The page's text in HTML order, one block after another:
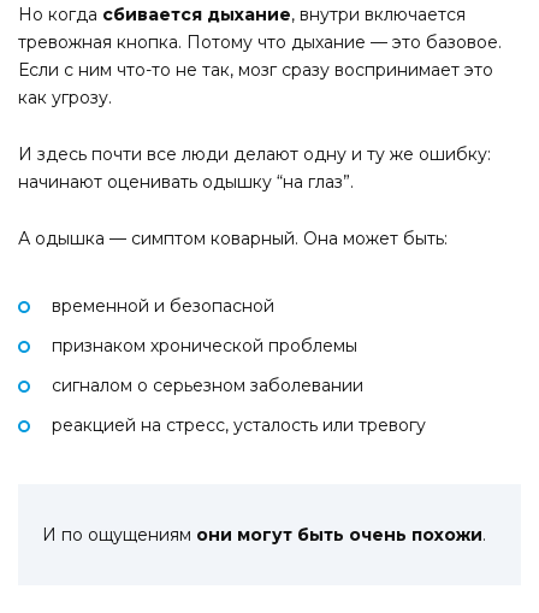
Но когда сбивается дыхание, внутри включается
тревожная кнопка. Потому что дыхание — это базовое.
Если с ним что-то не так, мозг сразу воспринимает это
как угрозу.
И здесь почти все люди делают одну и ту же ошибку:
начинают оценивать одышку “на глаз”.
А одышка — симптом коварный. Она может быть:
временной и безопасной
признаком хронической проблемы
сигналом о серьезном заболевании
реакцией на стресс, усталость или тревогу
И по ощущениям они могут быть очень похожи.